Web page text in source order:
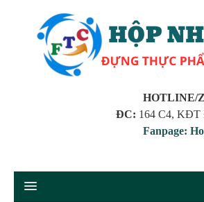
HOTLINE/
ĐC: 164 C4, KĐT
Fanpage: